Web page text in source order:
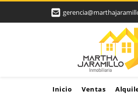
Inicio Ventas